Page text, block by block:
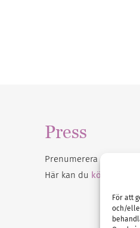
För att
och/
Press
Prenumerera på vårt
Här kan du köpa